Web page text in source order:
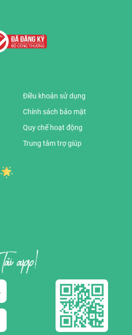
Điều khoản sử dụng
Chính sách bảo mật
Quy chế hoạt động
Trung tâm trợ giúp